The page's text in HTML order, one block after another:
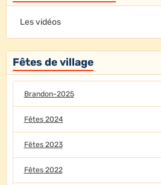
Les vidéos
Fêtes de village
Brandon-2025
Fêtes 2024
Fêtes 2023
Fêtes 2022